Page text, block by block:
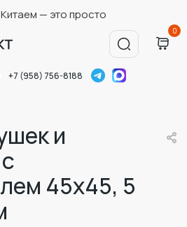
— это просто
0
+7 (958) 756-8188
и
45x45, 5